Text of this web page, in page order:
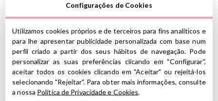
habilidades motoras finas. Criaturas adoráveis: joaninhas,
borboletas, abelhas, lagartas, libélulas e muitos outros insetos
divertidos. Todo mundo se diverte neste pacote de adesivos
O tamanho dos adesivos foi projetado especialmente para as
mãos das crianças, sem bordas e fáceis de segurar, e os adesivos
são codificados por cores para ajudar a colá-los no lugar certo.
Configurações de Cookies
Utilizamos cookies próprios e de terceiros para fins analíticos e
para lhe apresentar publicidade personalizada com base num
perfil criado a partir dos seus hábitos de navegação. Pode
personalizar as suas preferências clicando em "Configurar",
aceitar todos os cookies clicando em "Aceitar" ou rejeitá-los
selecionando "Rejeitar". Para obter mais informações, consulte
a nossa Política de Privacidade e Cookies